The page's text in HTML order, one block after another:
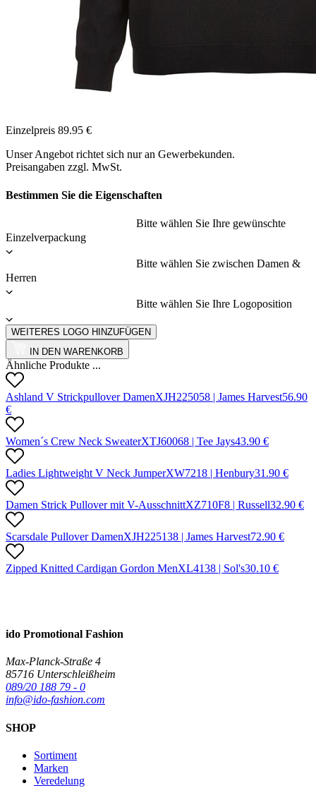
Einzelpreis 89.95 €
Unser Angebot richtet sich nur an Gewerbekunden.
Preisangaben zzgl. MwSt.
Bestimmen Sie die Eigenschaften
Bitte wählen Sie Ihre gewünschte
Einzelverpackung
Bitte wählen Sie zwischen Damen &
Herren
Bitte wählen Sie Ihre Logoposition
WEITERES LOGO HINZUFÜGEN
IN DEN WARENKORB
Ähnliche Produkte ...
Ashland V Strickpullover DamenXJH225058 | James Harvest56.90
€
Women´s Crew Neck SweaterXTJ60068 | Tee Jays43.90 €
Ladies Lightweight V Neck JumperXW7218 | Henbury31.90 €
Damen Strick Pullover mit V-AusschnittXZ710F8 | Russell32.90 €
Scarsdale Pullover DamenXJH225138 | James Harvest72.90 €
Zipped Knitted Cardigan Gordon MenXL4138 | Sol's30.10 €
ido Promotional Fashion
Max-Planck-Straße 4
85716 Unterschleißheim
089/20 188 79 - 0
info@ido-fashion.com
SHOP
Sortiment
Marken
Veredelung